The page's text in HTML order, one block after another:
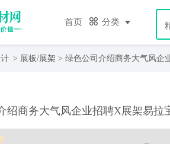
首页 分类
> 展板/展架 > 绿色公司介绍商务大气风企
绍商务大气风企业招聘X展架易拉